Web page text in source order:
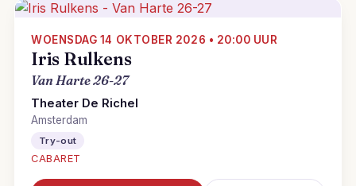
WOENSDAG 14 OKTOBER 2026 • 20:00 UUR
Iris Rulkens
Van Harte 26-27
Theater De Richel
Amsterdam
Try-out
CABARET